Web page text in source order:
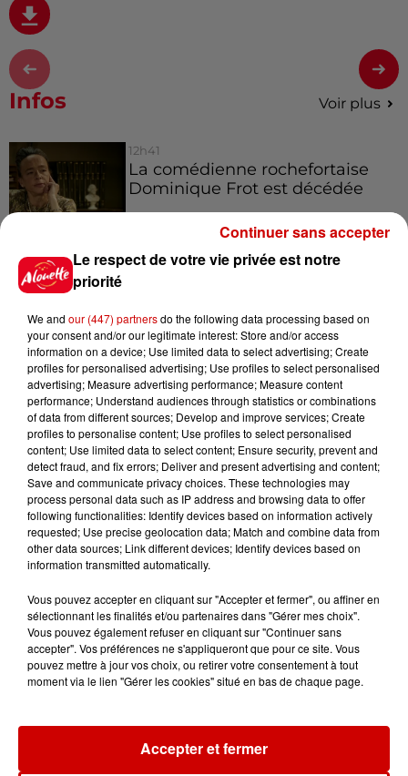
Infos Voir plus
12h41
La comédienne rochefortaise
Dominique Frot est décédée
cambriolée, deux...
10h20
Incendies suspects en Deux-
Sèvres et en Maine-et-Loire :
un...
8h49
Rennes : enquête ouverte après
un accident impliquant un
conducteur...
Jeux Voir plus
Gagnez vos places pour le
festival Marché Gourmand 2026
à Coulon !
Le respect de votre vie privée est notre
priorité
We and our (447) partnersdo the following data processing based on
your consent and/or our legitimate interest: Store and/or access
information on a device; Use limited data to select advertising; Create
profiles for personalised advertising; Use profiles to select personalised
advertising; Measure advertising performance; Measure content
performance; Understand audiences through statistics or combinations
of data from different sources; Develop and improve services; Create
profiles to personalise content; Use profiles to select personalised
content; Use limited data to select content; Ensure security, prevent and
detect fraud, and fix errors; Deliver and present advertising and content;
Save and communicate privacy choices. These technologies may
process personal data such as IP address and browsing data to offer
following functionalities: Identify devices based on information actively
requested; Use precise geolocation data; Match and combine data from
other data sources; Link different devices; Identify devices based on
information transmitted automatically.
Vous pouvez accepter en cliquant sur "Accepter et fermer", ou affiner en
sélectionnant les finalités et/ou partenaires dans "Gérer mes choix".
Vous pouvez également refuser en cliquant sur "Continuer sans
accepter". Vos préférences ne s'appliqueront que pour ce site. Vous
pouvez mettre à jour vos choix, ou retirer votre consentement à tout
moment via le lien "Gérer les cookies" situé en bas de chaque page.
Accepter et fermer
Continuer sans accepter